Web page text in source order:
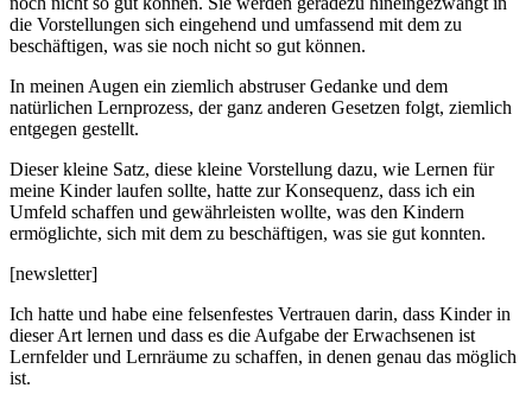
die Vorstellungen sich eingehend und umfassend mit dem zu
beschäftigen, was sie noch nicht so gut können.
In meinen Augen ein ziemlich abstruser Gedanke und dem
natürlichen Lernprozess, der ganz anderen Gesetzen folgt, ziemlich
entgegen gestellt.
Dieser kleine Satz, diese kleine Vorstellung dazu, wie Lernen für
meine Kinder laufen sollte, hatte zur Konsequenz, dass ich ein
Umfeld schaffen und gewährleisten wollte, was den Kindern
ermöglichte, sich mit dem zu beschäftigen, was sie gut konnten.
[newsletter]
Ich hatte und habe eine felsenfestes Vertrauen darin, dass Kinder in
dieser Art lernen und dass es die Aufgabe der Erwachsenen ist
Lernfelder und Lernräume zu schaffen, in denen genau das möglich
ist.